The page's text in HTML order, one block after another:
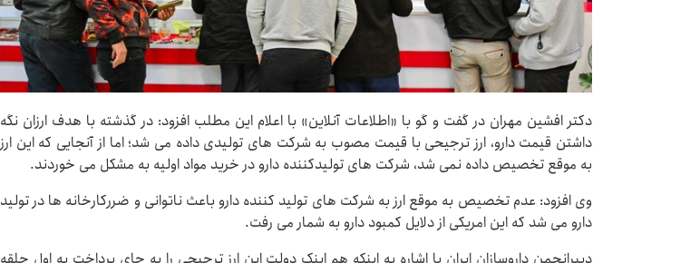
دکتر افشین مهران در گفت و گو با «اطلاعات آنلاین» با اعلام این مطلب افزود: در گذشته با هدف ارزان نگه
داشتن قیمت دارو، ارز ترجیحی با قیمت مصوب به شرکت های تولیدی داده می شد؛ اما از آنجایی که این ارز
به موقع تخصیص داده نمی شد، شرکت های تولیدکننده دارو در خرید مواد اولیه به مشکل می خوردند.
وی افزود: عدم تخصیص به موقع ارز به شرکت های تولید کننده دارو باعث ناتوانی و ضررکارخانه ها در تولید
دارو می شد که این امریکی از دلایل کمبود دارو به شمار می رفت.